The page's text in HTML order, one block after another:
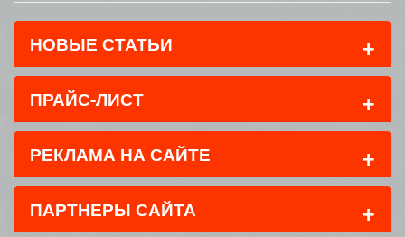
НОВЫЕ СТАТЬИ +
ПРАЙС-ЛИСТ +
РЕКЛАМА НА САЙТЕ +
ПАРТНЕРЫ САЙТА +